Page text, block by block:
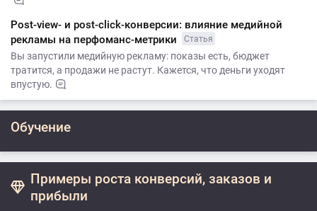
Post-view- и post-click-конверсии: влияние медийной
рекламы на перфоманс-метрики
Статья
Вы запустили медийную рекламу: показы есть, бюджет
тратится, а продажи не растут. Кажется, что деньги уходят
впустую.
Обучение
Примеры роста конверсий, заказов и
прибыли